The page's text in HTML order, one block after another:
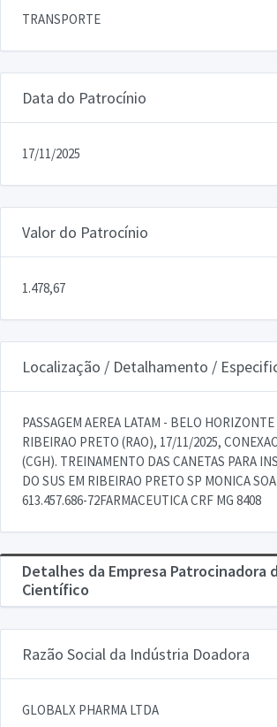
TRANSPORTE
Data do Patrocínio
17/11/2025
Valor do Patrocínio
1.478,67
Localização / Detalhamento /
PASSAGEM AEREA LATAM - BELO
RIBEIRAO PRETO (RAO), 17/11/2025,
(CGH). TREINAMENTO DAS CANETAS PARA
DO SUS EM RIBEIRAO PRETO SP MONICA
613.457.686-72FARMACEUTICA CRF MG 8408
Detalhes da Empresa Patrocinadora
Científico
Razão Social da Indústria Doadora
GLOBALX PHARMA LTDA